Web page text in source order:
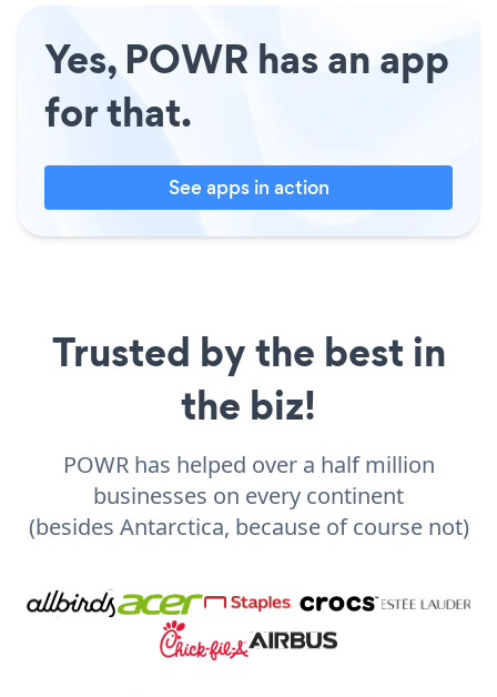
Yes, POWR has an app
for that.
See apps in action
Trusted by the best in
the biz!
POWR has helped over a half million
businesses on every continent
(besides Antarctica, because of course not)